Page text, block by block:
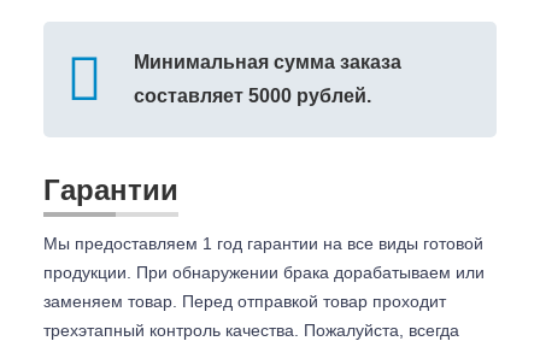
Минимальная сумма заказа
составляет 5000 рублей.
Гарантии
Мы предоставляем 1 год гарантии на все виды готовой
продукции. При обнаружении брака дорабатываем или
заменяем товар. Перед отправкой товар проходит
трехэтапный контроль качества. Пожалуйста, всегда